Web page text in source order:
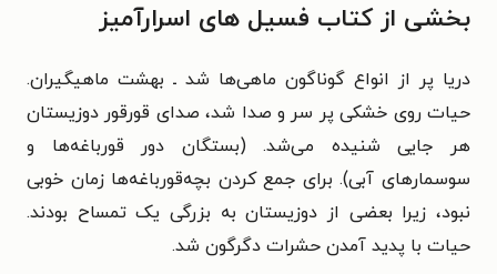
بخشی از کتاب فسیل های اسرارآمیز
دریا پر از انواع گوناگون ماهی‌ها شد ـ بهشت ماهیگیران.
حیات روی خشکی پر سر و صدا شد، صدای قورقور دوزیستان
هر جایی شنیده می‌شد. (بستگان دور قورباغه‌ها و
سوسمارهای آبی). برای جمع کردن بچه‌قورباغه‌ها زمان خوبی
نبود، زیرا بعضی از دوزیستان به بزرگی یک تمساح بودند.
حیات با پدید آمدن حشرات دگرگون شد.